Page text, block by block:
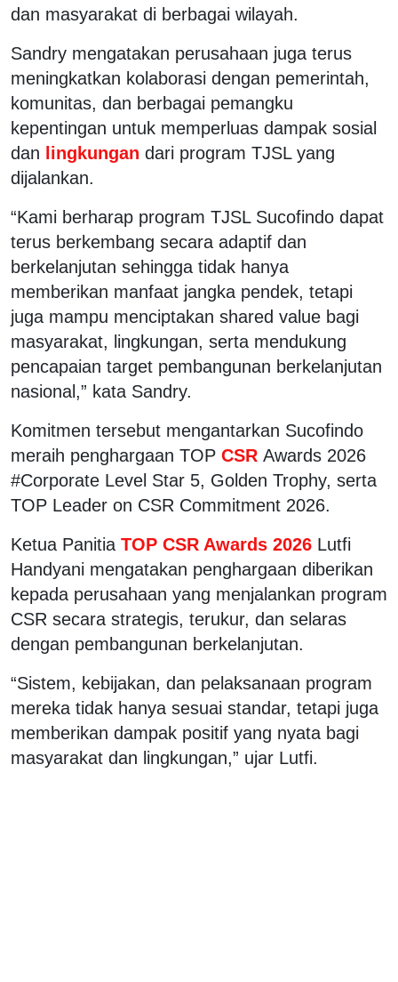
dan masyarakat di berbagai wilayah.
Sandry mengatakan perusahaan juga terus
meningkatkan kolaborasi dengan pemerintah,
komunitas, dan berbagai pemangku
kepentingan untuk memperluas dampak sosial
dan lingkungan dari program TJSL yang
dijalankan.
“Kami berharap program TJSL Sucofindo dapat
terus berkembang secara adaptif dan
berkelanjutan sehingga tidak hanya
memberikan manfaat jangka pendek, tetapi
juga mampu menciptakan shared value bagi
masyarakat, lingkungan, serta mendukung
pencapaian target pembangunan berkelanjutan
nasional,” kata Sandry.
Komitmen tersebut mengantarkan Sucofindo
meraih penghargaan TOP CSR Awards 2026
#Corporate Level Star 5, Golden Trophy, serta
TOP Leader on CSR Commitment 2026.
Ketua Panitia TOP CSR Awards 2026 Lutfi
Handyani mengatakan penghargaan diberikan
kepada perusahaan yang menjalankan program
CSR secara strategis, terukur, dan selaras
dengan pembangunan berkelanjutan.
“Sistem, kebijakan, dan pelaksanaan program
mereka tidak hanya sesuai standar, tetapi juga
memberikan dampak positif yang nyata bagi
masyarakat dan lingkungan,” ujar Lutfi.